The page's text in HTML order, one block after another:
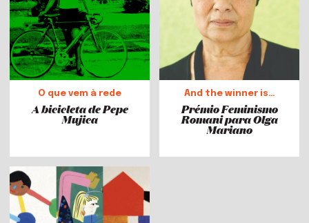
O que vem à rede
A bicicleta de Pepe
Mujica
And the winner is…
Prémio Feminismo
Romani para Olga
Mariano